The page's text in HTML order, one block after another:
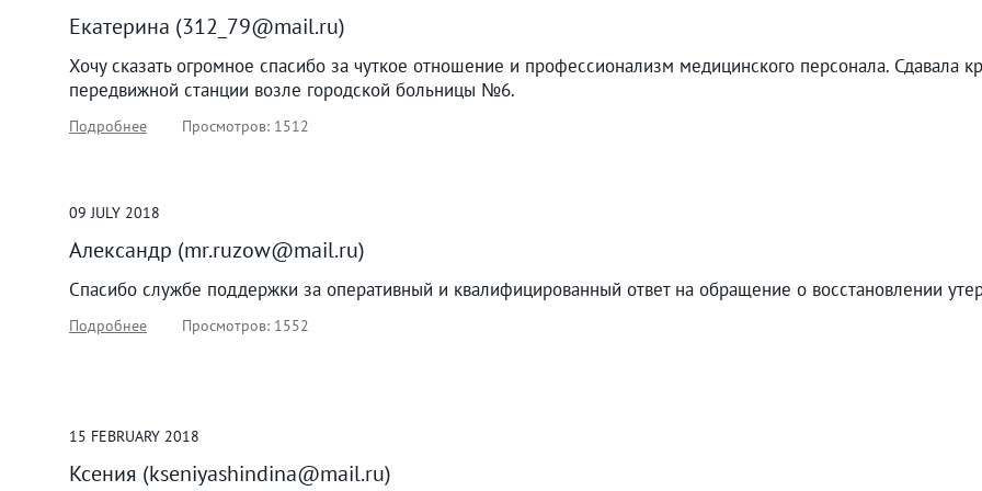
Екатерина (312_79@mail.ru)
Хочу сказать огромное спасибо за чуткое отношение и профессионализм медицинского персонала. Сдавала
передвижной станции возле городской больницы №6.
Подробнее Просмотров: 1512
09 JULY 2018
Александр (mr.ruzow@mail.ru)
Спасибо службе поддержки за оперативный и квалифицированный ответ на обращение о восстановлении
Подробнее Просмотров: 1552
15 FEBRUARY 2018
Ксения (kseniyashindina@mail.ru)